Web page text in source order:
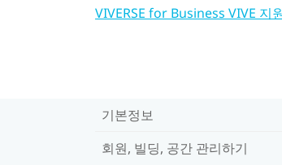
VIVERSE for Business VIVE 지
기본정보
회원, 빌딩, 공간 관리하기